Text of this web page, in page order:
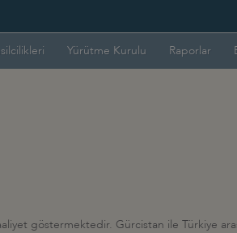
Yürütme Kurulu Raporlar
göstermektedir. Gürcistan ile Türkiye